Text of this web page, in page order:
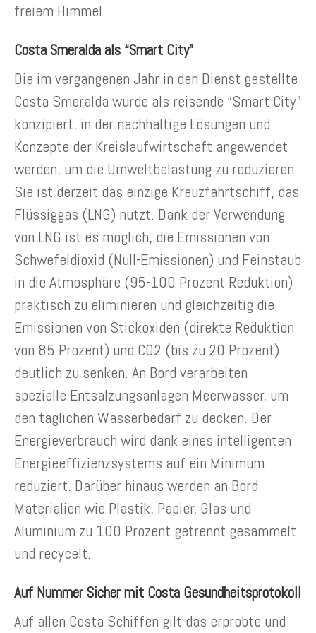
freiem Himmel.
Costa Smeralda als “Smart City”
Die im vergangenen Jahr in den Dienst gestellte
Costa Smeralda wurde als reisende “Smart City”
konzipiert, in der nachhaltige Lösungen und
Konzepte der Kreislaufwirtschaft angewendet
werden, um die Umweltbelastung zu reduzieren.
Sie ist derzeit das einzige Kreuzfahrtschiff, das
Flüssiggas (LNG) nutzt. Dank der Verwendung
von LNG ist es möglich, die Emissionen von
Schwefeldioxid (Null-Emissionen) und Feinstaub
in die Atmosphäre (95-100 Prozent Reduktion)
praktisch zu eliminieren und gleichzeitig die
Emissionen von Stickoxiden (direkte Reduktion
von 85 Prozent) und CO2 (bis zu 20 Prozent)
deutlich zu senken. An Bord verarbeiten
spezielle Entsalzungsanlagen Meerwasser, um
den täglichen Wasserbedarf zu decken. Der
Energieverbrauch wird dank eines intelligenten
Energieeffizienzsystems auf ein Minimum
reduziert. Darüber hinaus werden an Bord
Materialien wie Plastik, Papier, Glas und
Aluminium zu 100 Prozent getrennt gesammelt
und recycelt.
Auf Nummer Sicher mit Costa Gesundheitsprotokoll
Auf allen Costa Schiffen gilt das erprobte und